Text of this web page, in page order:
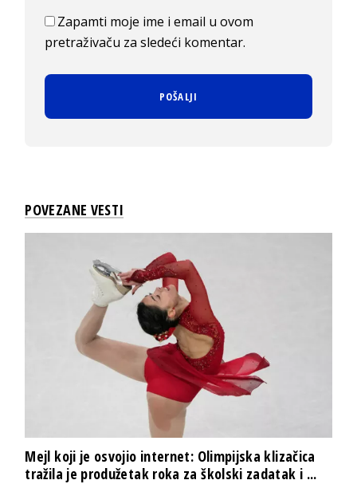
Zapamti moje ime i email u ovom
pretraživaču za sledeći komentar.
POVEZANE VESTI
Mejl koji je osvojio internet: Olimpijska klizačica
tražila je produžetak roka za školski zadatak i ...